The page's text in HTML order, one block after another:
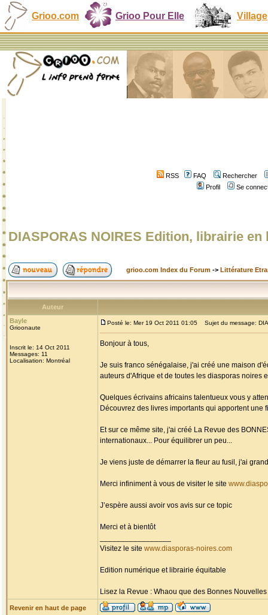
Grioo.com Grioo Pour Elle Village
RSS FAQ
Rechercher
Profil
Se
DIASPORAS NOIRES Edition, librairie en
grioo.com Index du Forum -> Littérature
Auteur
Bayle
Grioonaute
Inscrit le: 14 Oct 2011
Messages: 11
Localisation: Montréal
Posté le: Mer 19 Oct 2011 01:05 Sujet du message:
Bonjour à tous,
Je suis franco sénégalaise, j'ai créé une maison
auteurs d'Afrique et de toutes les diasporas noires
Quelques écrivains africains talentueux vous y
Découvrez des livres importants qui apportent
Et sur ce même site, j'ai créé La Revue des
internationaux... Pour équilibrer un peu...
Je viens juste de démarrer la fleur au fusil, j'ai
Merci infiniment à vous de visiter le site
J’espère aussi avoir vos avis sur ce topic
Merci et à bientôt
Visitez le site www.diasporas-noires.com
Edition numérique et librairie équitable
Lisez la Revue : Whaou que des Bonnes
Revenir en haut de page